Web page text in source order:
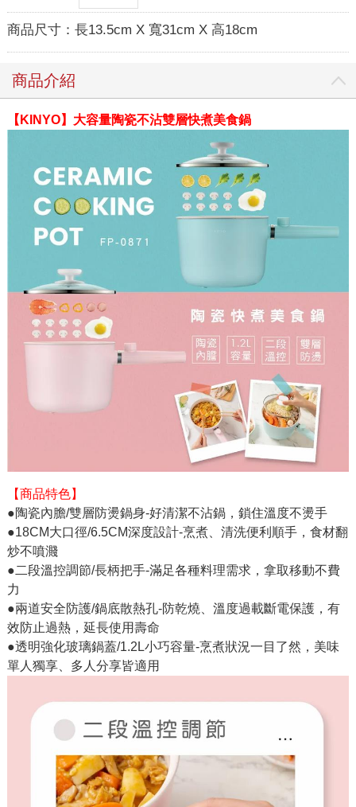
商品尺寸： 長13.5cm X 寬31cm X 高18cm
商品介紹
【KINYO】大容量陶瓷不沾雙層快煮美食鍋
【商品特色】
●陶瓷內膽/雙層防燙鍋身-好清潔不沾鍋，鎖住溫度不燙手
●18CM大口徑/6.5CM深度設計-烹煮、清洗便利順手，食材翻
炒不噴濺
●二段溫控調節/長柄把手-滿足各種料理需求，拿取移動不費
力
●兩道安全防護/鍋底散熱孔-防乾燒、溫度過載斷電保護，有
效防止過熱，延長使用壽命
●透明強化玻璃鍋蓋/1.2L小巧容量-烹煮狀況一目了然，美味
單人獨享、多人分享皆適用